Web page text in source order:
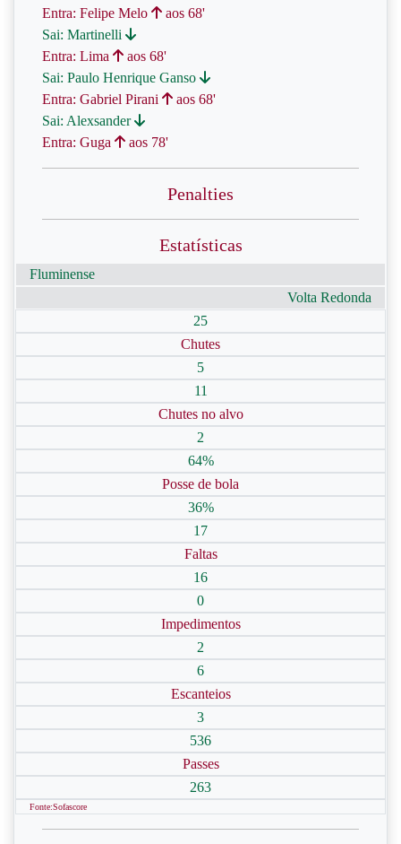
Entra: Felipe Melo
aos 68'
Sai: Martinelli
Entra: Lima
aos 68'
Sai: Paulo Henrique Ganso
Entra: Gabriel Pirani
aos 68'
Sai: Alexsander
Entra: Guga
aos 78'
Penalties
Estatísticas
Fluminense
Volta Redonda
25
Chutes
5
11
Chutes no alvo
2
64%
Posse de bola
36%
17
Faltas
16
0
Impedimentos
2
6
Escanteios
3
536
Passes
263
Fonte:Sofascore